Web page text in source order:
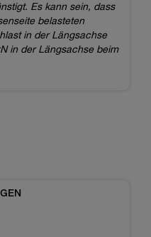
Es kann sein, dass
belasteten
in der Längsachse
in der Längsachse beim